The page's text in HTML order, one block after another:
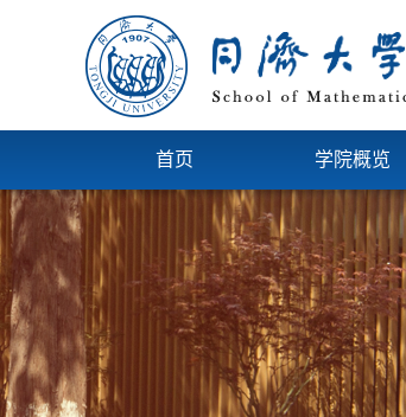
首页 学院概览